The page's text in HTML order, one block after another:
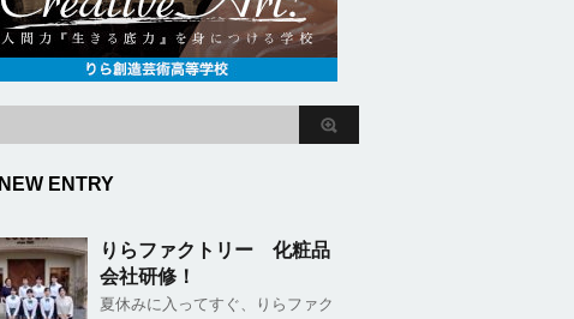
NEW ENTRY
りらファクトリー 化粧品
会社研修！
夏休みに入ってすぐ、りらファク